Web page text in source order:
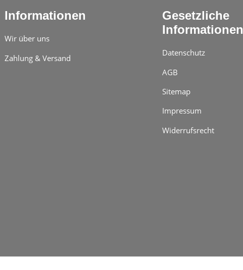
Informationen
Wir über uns
Zahlung & Versand
Gesetzliche
Informationen
Datenschutz
AGB
Sitemap
Impressum
Widerrufsrecht